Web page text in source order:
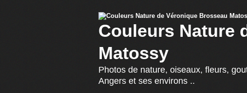
Couleurs Nature
Matossy
Photos de nature, oiseaux, fleurs,
Angers et ses environs ..